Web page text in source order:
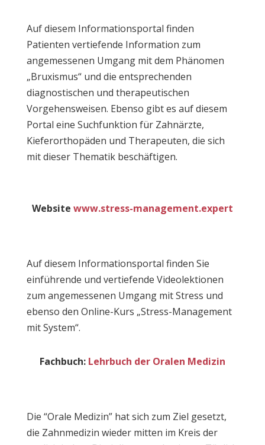
Auf diesem Informationsportal finden
Patienten vertiefende Information zum
angemessenen Umgang mit dem Phänomen
„Bruxismus“ und die entsprechenden
diagnostischen und therapeutischen
Vorgehensweisen. Ebenso gibt es auf diesem
Portal eine Suchfunktion für Zahnärzte,
Kieferorthopäden und Therapeuten, die sich
mit dieser Thematik beschäftigen.
Website www.stress-management.expert
Auf diesem Informationsportal finden Sie
einführende und vertiefende Videolektionen
zum angemessenen Umgang mit Stress und
ebenso den Online-Kurs „Stress-Management
mit System“.
Fachbuch: Lehrbuch der Oralen Medizin
Die “Orale Medizin” hat sich zum Ziel gesetzt,
die Zahnmedizin wieder mitten im Kreis der